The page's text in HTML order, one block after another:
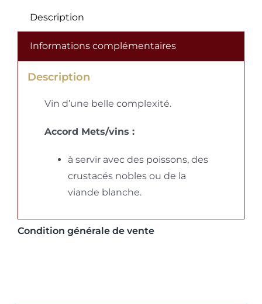
Description
Informations complémentaires
Description
Vin d’une belle complexité.
Accord Mets/vins :
à servir avec des poissons, des
crustacés nobles ou de la
viande blanche.
Condition générale de vente